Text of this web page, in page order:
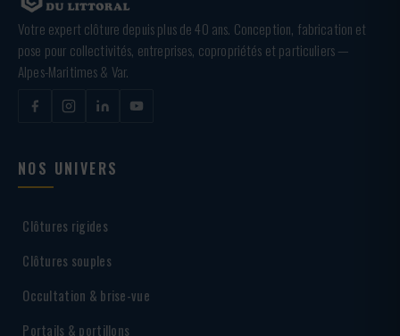
Votre expert clôture depuis plus de 40 ans. Conception, fabrication et
pose pour collectivités, entreprises, copropriétés et particuliers —
Alpes-Maritimes & Var.
NOS UNIVERS
Clôtures rigides
Clôtures souples
Occultation & brise-vue
Portails & portillons